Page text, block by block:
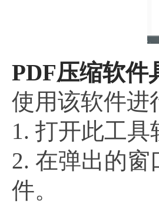
PDF压缩软件
使用该软件进
1. 打开此工具
2. 在弹出的窗
件。